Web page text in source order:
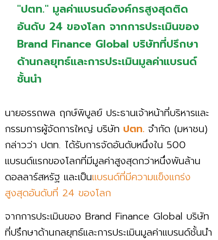
"ปตท." มูลค่าแบรนด์องค์กรสูงสุดติด
อันดับ 24 ของโลก จากการประเมินของ
Brand Finance Global บริษัทที่ปรึกษา
ด้านกลยุทธ์และการประเมินมูลค่าแบรนด์
ชั้นนำ
นายอรรถพล ฤกษ์พิบูลย์ ประธานเจ้าหน้าที่บริหารและ
กรรมการผู้จัดการใหญ่ บริษัท ปตท. จำกัด (มหาชน)
กล่าวว่า ปตท. ได้รับการจัดอันดับหนึ่งใน 500
แบรนด์แรกของโลกที่มีมูลค่าสูงสุดกว่าหนึ่งพันล้าน
ดอลลาร์สหรัฐ และเป็นแบรนด์ที่มีความแข็งแกร่ง
สูงสุดอันดับที่ 24 ของโลก
จากการประเมินของ Brand Finance Global บริษัท
ที่ปรึกษาด้านกลยุทธ์และการประเมินมูลค่าแบรนด์ชั้นนำ